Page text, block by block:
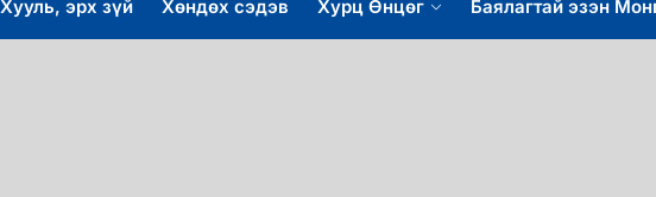
Хууль, эрх зүй Хөндөх сэдэв Хурц Өнцөг Баялагтай эзэн